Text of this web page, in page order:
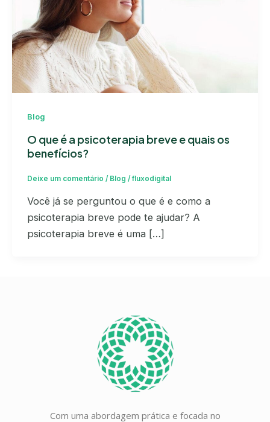
Blog
O que é a psicoterapia breve e quais os
benefícios?
Deixe um comentário / Blog /fluxodigital
Você já se perguntou o que é e como a
psicoterapia breve pode te ajudar? A
psicoterapia breve é uma […]
Com uma abordagem prática e focada no